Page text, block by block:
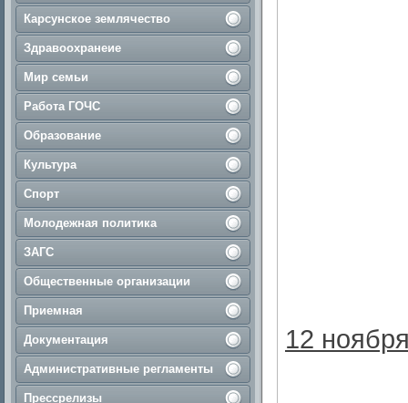
Карсунское землячество
Здравоохранеие
Мир семьи
Работа ГОЧС
Образование
Культура
Спорт
Молодежная политика
ЗАГС
Общественные организации
Приемная
Документация
Административные регламенты
Прессрелизы
12